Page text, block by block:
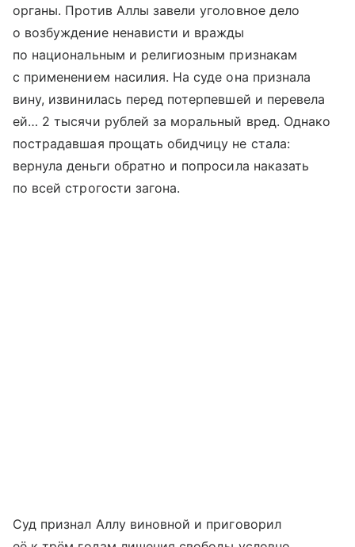
органы. Против Аллы завели уголовное дело
о возбуждение ненависти и вражды
по национальным и религиозным признакам
с применением насилия. На суде она признала
вину, извинилась перед потерпевшей и перевела
ей… 2 тысячи рублей за моральный вред. Однако
пострадавшая прощать обидчицу не стала:
вернула деньги обратно и попросила наказать
по всей строгости загона.
Суд признал Аллу виновной и приговорил